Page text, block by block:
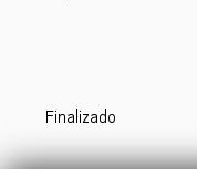
Finalizado